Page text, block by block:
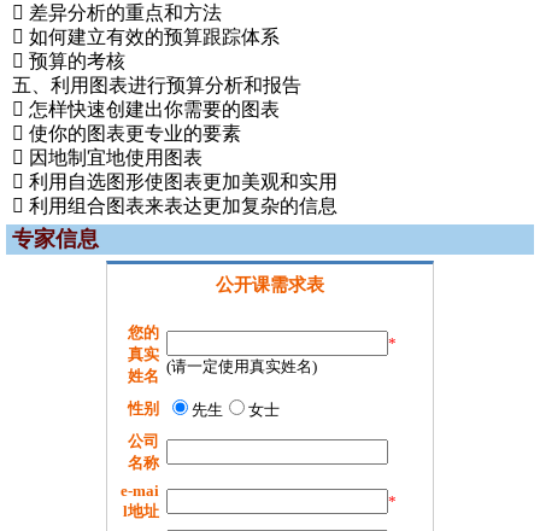
 差异分析的重点和方法
 如何建立有效的预算跟踪体系
 预算的考核
五、利用图表进行预算分析和报告
 怎样快速创建出你需要的图表
 使你的图表更专业的要素
 因地制宜地使用图表
 利用自选图形使图表更加美观和实用
 利用组合图表来表达更加复杂的信息
专家信息
公开课需求表
您的
真实
姓名
*
(请一定使用真实姓名)
性别 先生
女士
公司
名称
e-mai
l地址
*